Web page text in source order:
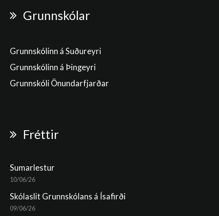
Grunnskólar
Grunnskólinn á Suðureyri
Grunnskólinn á Þingeyri
Grunnskóli Önundarfjarðar
Fréttir
Sumarlestur
10/06/26
Skólaslit Grunnskólans á Ísafirði
09/06/26